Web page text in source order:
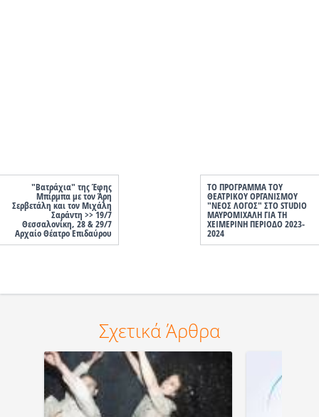
"Βατράχια" της Έφης
Μπίρμπα με τον Άρη
Σερβετάλη και τον Μιχάλη
Σαράντη >> 19/7
Θεσσαλονίκη, 28 & 29/7
Αρχαίο Θέατρο Επιδαύρου
ΤΟ ΠΡΟΓΡΑΜΜΑ ΤΟΥ
ΘΕΑΤΡΙΚΟΥ ΟΡΓΑΝΙΣΜΟΥ
"ΝΕΟΣ ΛΟΓΟΣ" ΣΤΟ STUDIO
ΜΑΥΡΟΜΙΧΑΛΗ ΓΙΑ ΤΗ
ΧΕΙΜΕΡΙΝΗ ΠΕΡΙΟΔΟ 2023-
2024
Σχετικά Άρθρα